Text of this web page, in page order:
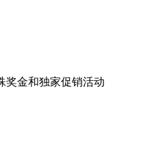
奖金和独家促销活动